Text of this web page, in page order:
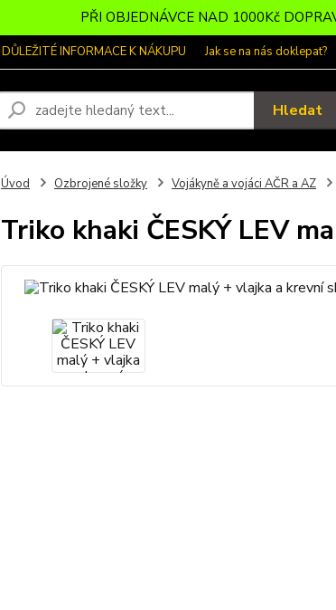
PŘI OBJEDNÁVCE NAD 1000Kč
DŮLEŽITÉ INFORMACE K NÁKUPU Jak se na nás doklepat?
Hledat
Úvod Ozbrojené složky Vojákyně a vojáci AČR a AZ
Triko khaki ČESKÝ LEV